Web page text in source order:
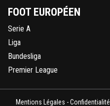
FOOT EUROPÉEN
Serie A
Liga
Bundesliga
Premier League
Mentions Légales - Confidentialité